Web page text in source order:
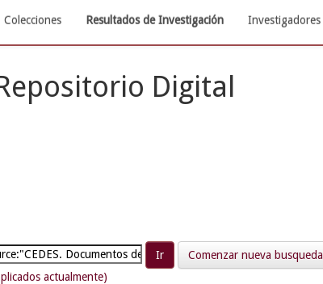
Colecciones Resultados de Investigación Investigadores
Digital
Comenzar nueva busqueda
actualmente)